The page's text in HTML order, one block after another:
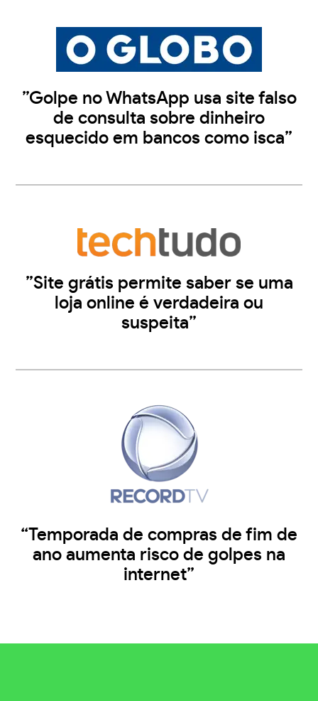
”Golpe no WhatsApp usa site falso
de consulta sobre dinheiro
esquecido em bancos como isca”
”Site grátis permite saber se uma
loja online é verdadeira ou
suspeita”
“Temporada de compras de fim de
ano aumenta risco de golpes na
internet”